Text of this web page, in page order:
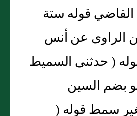
القاضي قوله ستة
الراوى عن أنس
( حدثنى السميط
بضم السين
سمط قوله (